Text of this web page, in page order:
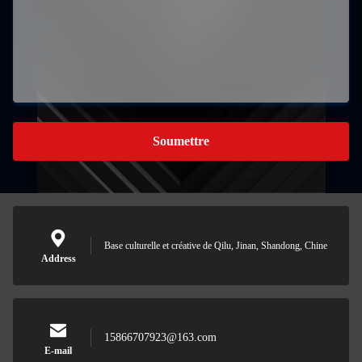
Soumettre
Address
Base culturelle et créative de Qilu, Jinan, Shandong, Chine
E-mail
15866707923@163.com